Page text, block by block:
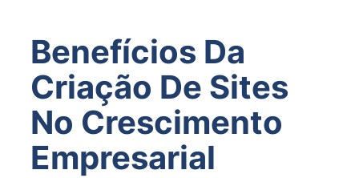
Benefícios Da
Criação De Sites
No Crescimento
Empresarial